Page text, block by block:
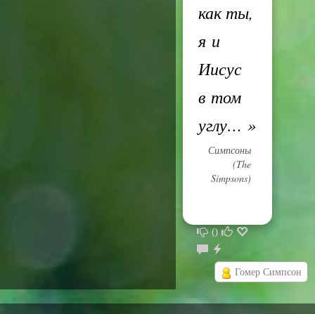
как ты,
я и
Иисус
в том
углу… »
Симпсоны
(The
Simpsons)
0
Гомер Симпсон